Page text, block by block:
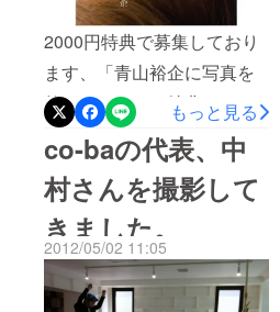
い。
2000円特典で募集しており
ます、「青山裕企に写真を
教えてもらえる特典」です
が、5月、6月のワーク
ショップの日程が決まりま
した。これ以降も随時開催
していきますので、興味あ
る方はぜひ特典ご検討くだ
さい。1回目：5月26日
もっと見る
co-baの代表、中
村さんを撮影して
きました。
2012/05/02 11:05